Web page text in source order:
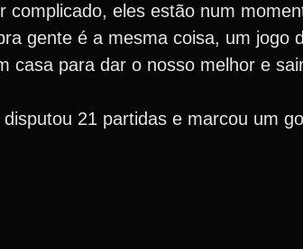
complicado, eles estão num
gente é a mesma coisa, um jogo
casa para dar o nosso melhor e
21 partidas e marcou um